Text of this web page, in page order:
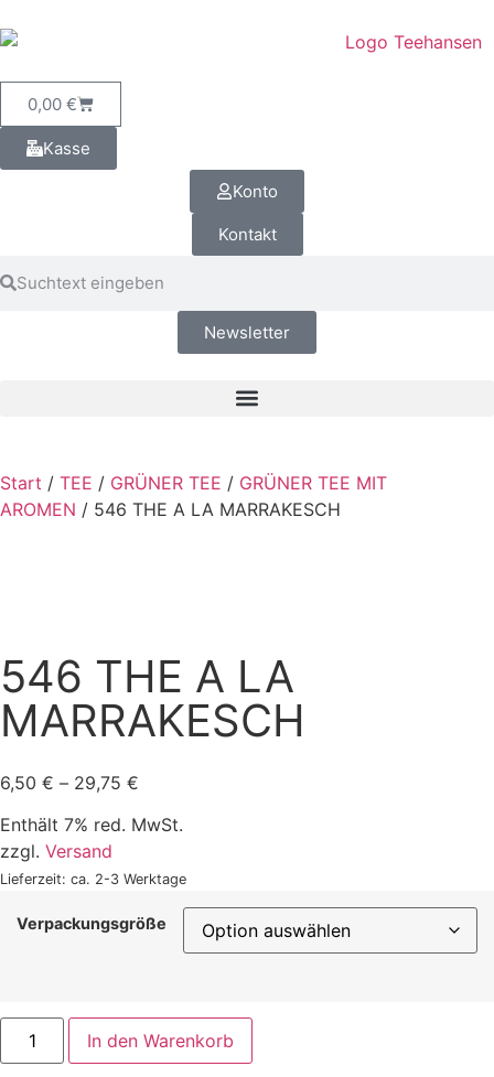
0,00 €
Kasse
Konto
Kontakt
Newsletter
Start / TEE / GRÜNER TEE / GRÜNER TEE MIT
AROMEN / 546 THE A LA MARRAKESCH
546 THE A LA
MARRAKESCH
6,50 € – 29,75 €
Enthält 7% red. MwSt.
zzgl. Versand
Lieferzeit: ca. 2-3 Werktage
Verpackungsgröße
In den Warenkorb